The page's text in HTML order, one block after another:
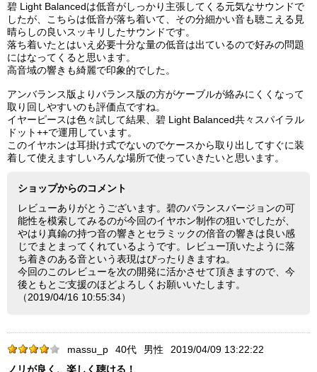
碧 Light Balancedは低音がしっかり主張してくる元気なサウンドで
したが、こちらは低音が落ち着いて、その分細かい音も聴こえる見
晴らしの良いスッキリしたサウンドです。
落ち着いたとはいえ必要十分な量の低音は出ているので好みの問題
にはなってくると思います。
高音域の響きも綺麗で印象的でした。
アンバランス版よりバランス版の方がケーブルが絡みにくくなって
取り回しやすいのも評価点ですね。
イヤーピースは色々試して結果、碧 Light Balanced共々スパイラル
ドット++で運用しています。
このイヤホンは耳掛け式でないのでケースから取り出してすぐに装
着して使えますしいろんな場所で使っていきたいと思います。
ショップからのコメント
レビューありがとうございます。碧のバランスバージョンの可
能性を模索してみるのが今回のイヤホン制作の狙いでしたが、
やはり真鍮の持つ音の響きとセラミックの倍音の響きは良い感
じでまとまってくれているようです。レビュー頂いたように落
ち着きのある音という表現はぴったりきますね。
今回のこのレビューを次の開発に活かさせて頂きますので、今
後ともとご支援のほどよろしくお願いいたします。
（2019/04/16 10:55:34）
massu_p 40代 男性
2019/04/09 13:22:22
ノリが良く、楽しく聴ける！